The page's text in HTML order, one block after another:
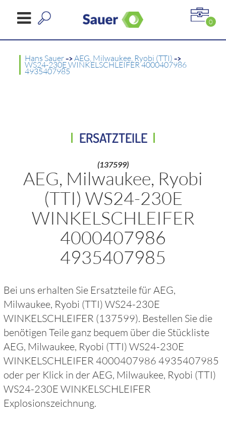
0
Hans Sauer->AEG, Milwaukee, Ryobi (TTI) ->
WS24-230E WINKELSCHLEIFER 4000407986
4935407985
ERSATZTEILE
(137599)
AEG, Milwaukee, Ryobi
(TTI) WS24-230E
WINKELSCHLEIFER
4000407986
4935407985
Bei uns erhalten Sie Ersatzteile fürAEG,
Milwaukee, Ryobi (TTI) WS24-230E
WINKELSCHLEIFER (137599). Bestellen Sie die
benötigen Teile ganz bequem über die Stückliste
AEG, Milwaukee, Ryobi (TTI) WS24-230E
WINKELSCHLEIFER 4000407986 4935407985
oder per Klick in derAEG, Milwaukee, Ryobi (TTI)
WS24-230E WINKELSCHLEIFER
Explosionszeichnung.